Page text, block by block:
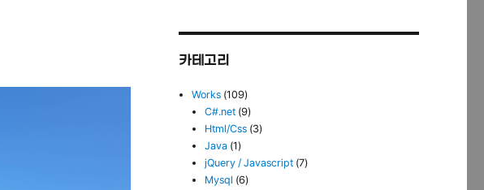
카테고리
Works (109)
C#.net (9)
Html/Css (3)
Java (1)
jQuery / Javascript (7)
Mysql (6)